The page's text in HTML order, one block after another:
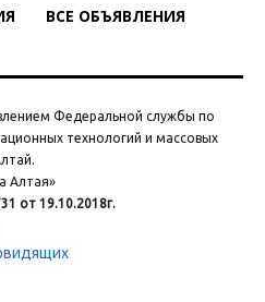
ВСЕ ОБЪЯВЛЕНИЯ
Федеральной службы по
технологий и массовых
Алтая»
от 19.10.2018г.